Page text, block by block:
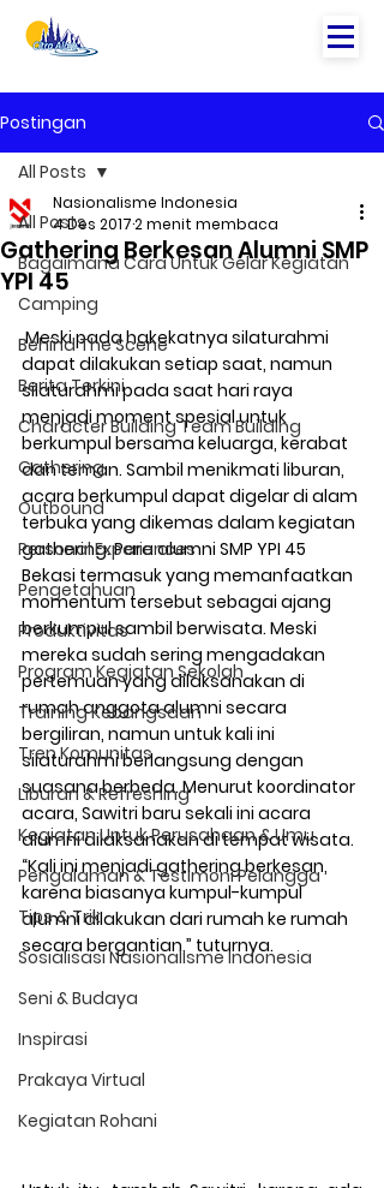
Postingan
All Posts
Bagaimana Cara Untuk Gelar Kegiatan
Camping
Behind The Scene
Berita Terkini
Character Building Team Building
Gathering
Outbound
Personal Experiences
Pengetahuan
Produktivitas
Program Kegiatan Sekolah
Training Kebangsaan
Tren Komunitas
Liburan & Refreshing
Kegiatan Untuk Perusahaan & Umu
Pengalaman & Testimoni Pelangga
Tips & Trik
Sosialisasi Nasionalisme Indonesia
Seni & Budaya
Inspirasi
Prakaya Virtual
Kegiatan Rohani
All Posts
Gathering Berkesan Alumni SMP
YPI 45
Nasionalisme Indonesia
4 Des 20172 menit membaca
Meski pada hakekatnya silaturahmi
dapat dilakukan setiap saat, namun
silaturahmi pada saat hari raya
menjadi moment spesial untuk
berkumpul bersama keluarga, kerabat
dan teman. Sambil menikmati liburan,
acara berkumpul dapat digelar di alam
terbuka yang dikemas dalam kegiatan
gathering. Para alumni SMP YPI 45
Bekasi termasuk yang memanfaatkan
momentum tersebut sebagai ajang
berkumpul sambil berwisata. Meski
mereka sudah sering mengadakan
pertemuan yang dilaksanakan di
rumah anggota alumni secara
bergiliran, namun untuk kali ini
silaturahmi berlangsung dengan
suasana berbeda. Menurut koordinator
acara, Sawitri baru sekali ini acara
alumni dilaksanakan di tempat wisata.
“Kali ini menjadi gathering berkesan,
karena biasanya kumpul-kumpul
alumni dilakukan dari rumah ke rumah
secara bergantian,” tuturnya.